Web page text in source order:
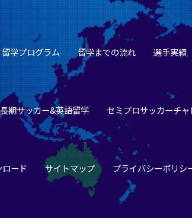
留学プログラム 留学までの流れ 選手実績
長期サッカー&英語留学 セミプロサッカーチ
ード サイトマップ プライバシーポリシ